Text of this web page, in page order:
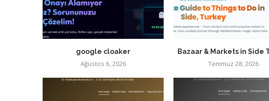
google cloaker
Ağustos 6, 2026
Bazaar & Markets in Side
Temmuz 28, 2026